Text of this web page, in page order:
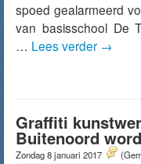
spoed gealarmeerd
van basisschool De
… Lees verder →
Graffiti
Buitenoord
Zondag 8 januari 2017